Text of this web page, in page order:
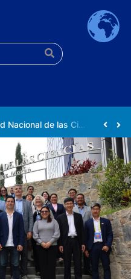
Universidad Nacional de las Ciencias impulsa vocaciones científicas en la Expoferia de Oportunidades de Estudio 2026